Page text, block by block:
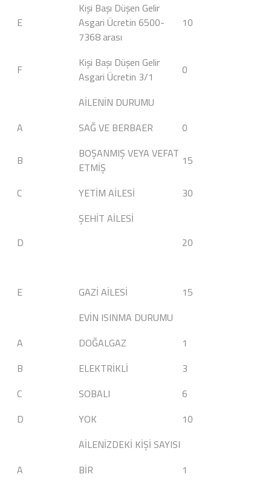
E
Kişi Başı Düşen Gelir
Asgari Ücretin 6500-
7368 arası
10
F
Kişi Başı Düşen Gelir
Asgari Ücretin 3/1
0
AİLENİN DURUMU
A
SAĞ VE BERBAER 0
B
BOŞANMIŞ VEYA VEFAT
ETMİŞ
15
C YETİM AİLESİ 30
D
ŞEHİT AİLESİ
20
E GAZİ AİLESİ
15
EVİN ISINMA DURUMU
A
DOĞALGAZ
1
B
ELEKTRİKLİ
3
C
SOBALI
6
D
YOK
10
AİLENİZDEKİ KİŞİ SAYISI
A
BİR
1